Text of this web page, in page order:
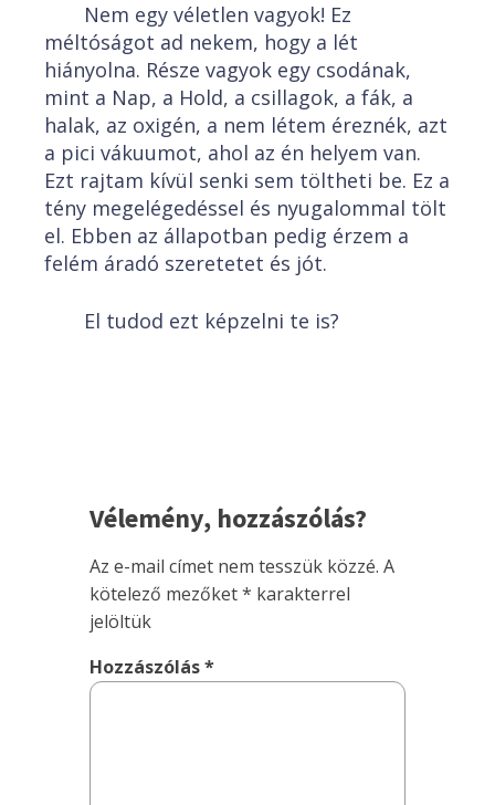
Nem egy véletlen vagyok! Ez
méltóságot ad nekem, hogy a lét
hiányolna. Része vagyok egy csodának,
mint a Nap, a Hold, a csillagok, a fák, a
halak, az oxigén, a nem létem éreznék, azt
a pici vákuumot, ahol az én helyem van.
Ezt rajtam kívül senki sem töltheti be. Ez a
tény megelégedéssel és nyugalommal tölt
el. Ebben az állapotban pedig érzem a
felém áradó szeretetet és jót.
El tudod ezt képzelni te is?
Vélemény, hozzászólás?
Az e-mail címet nem tesszük közzé. A
kötelező mezőket* karakterrel
jelöltük
Hozzászólás*